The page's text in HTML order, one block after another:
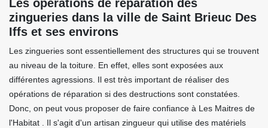
Les opérations de réparation des
zingueries dans la ville de Saint Brieuc Des
Iffs et ses environs
Les zingueries sont essentiellement des structures qui se trouvent
au niveau de la toiture. En effet, elles sont exposées aux
différentes agressions. Il est très important de réaliser des
opérations de réparation si des destructions sont constatées.
Donc, on peut vous proposer de faire confiance à Les Maitres de
l'Habitat . Il s'agit d'un artisan zingueur qui utilise des matériels